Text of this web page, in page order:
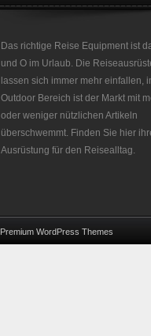
Das richtige Reise Equipment ist
und O im Urlaub. Die
lassen sich immer mehr einfallen,
Outdoor Bereich ist der Markt mit
oder weniger nützlichen Artikeln
überschwemmt. Finden Sie hier
Ausrüstung für den Reisealltag.
Premium WordPress Themes